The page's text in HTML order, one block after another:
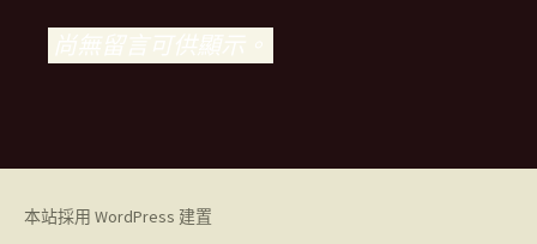
尚無留言可供顯示。
本站採用 WordPress 建置